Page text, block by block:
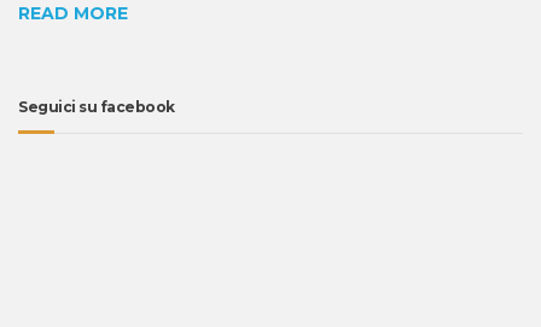
READ MORE
Seguici su facebook